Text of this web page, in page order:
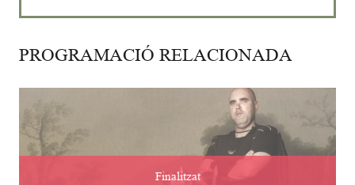
PROGRAMACIÓ RELACIONADA
Finalitzat